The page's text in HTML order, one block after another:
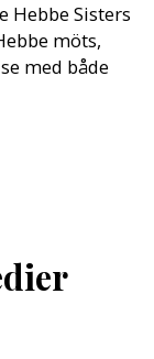
Hebbe Sisters
möts,
med både